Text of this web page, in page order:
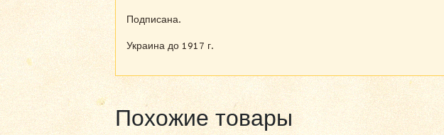
Подписана.
Украина до 1917 г.
Похожие товары